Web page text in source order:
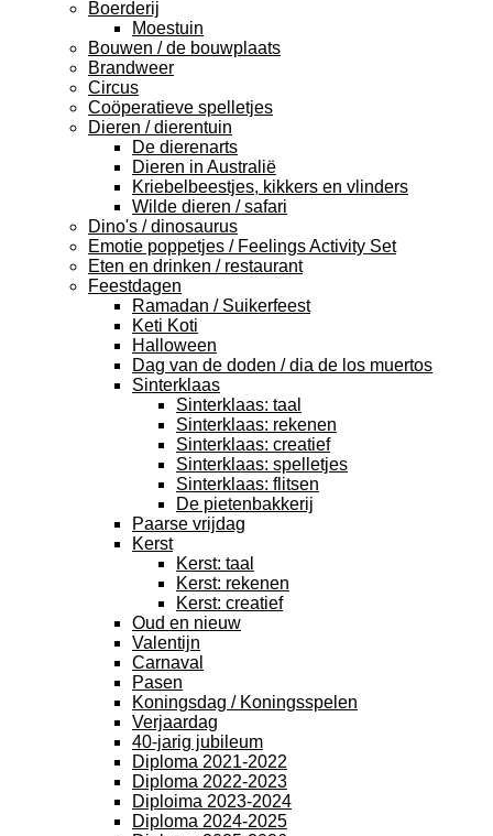
Boerderij
Moestuin
Bouwen / de bouwplaats
Brandweer
Circus
Coöperatieve spelletjes
Dieren / dierentuin
De dierenarts
Dieren in Australië
Kriebelbeestjes, kikkers en vlinders
Wilde dieren / safari
Dino's / dinosaurus
Emotie poppetjes / Feelings Activity Set
Eten en drinken / restaurant
Feestdagen
Ramadan / Suikerfeest
Keti Koti
Halloween
Dag van de doden / dia de los muertos
Sinterklaas
Sinterklaas: taal
Sinterklaas: rekenen
Sinterklaas: creatief
Sinterklaas: spelletjes
Sinterklaas: flitsen
De pietenbakkerij
Paarse vrijdag
Kerst
Kerst: taal
Kerst: rekenen
Kerst: creatief
Oud en nieuw
Valentijn
Carnaval
Pasen
Koningsdag / Koningsspelen
Verjaardag
40-jarig jubileum
Diploma 2021-2022
Diploma 2022-2023
Diploima 2023-2024
Diploma 2024-2025